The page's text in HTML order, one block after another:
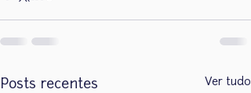
Posts recentes Ver tudo